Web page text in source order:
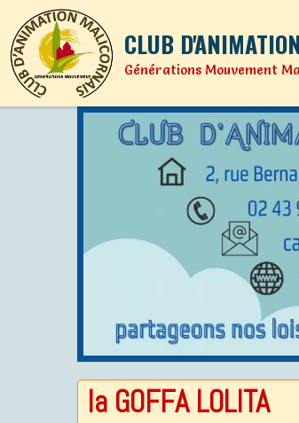
CLUB
Générations Mouvement
la GOFFA LOLITA